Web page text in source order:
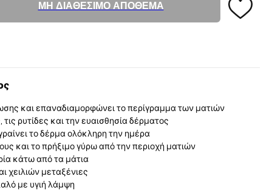
ΜΗ ΔΙΑΘΕΣΙΜΟ ΑΠΟΘΕΜΑ
και επαναδιαμορφώνει το περίγραμμα των ματιών
ρυτίδες και την ευαισθησία δέρματος
το δέρμα ολόκληρη την ημέρα
και το πρήξιμο γύρω από την περιοχή ματιών
κάτω από τα μάτια
χειλιών μεταξένιες
με υγιή λάμψη